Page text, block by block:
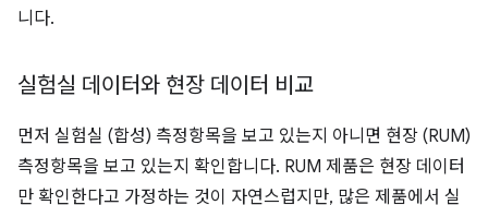
니다.
실험실 데이터와 현장 데이터 비교
먼저 실험실 (합성) 측정항목을 보고 있는지 아니면 현장 (RUM)
측정항목을 보고 있는지 확인합니다. RUM 제품은 현장 데이터
만 확인한다고 가정하는 것이 자연스럽지만, 많은 제품에서 실